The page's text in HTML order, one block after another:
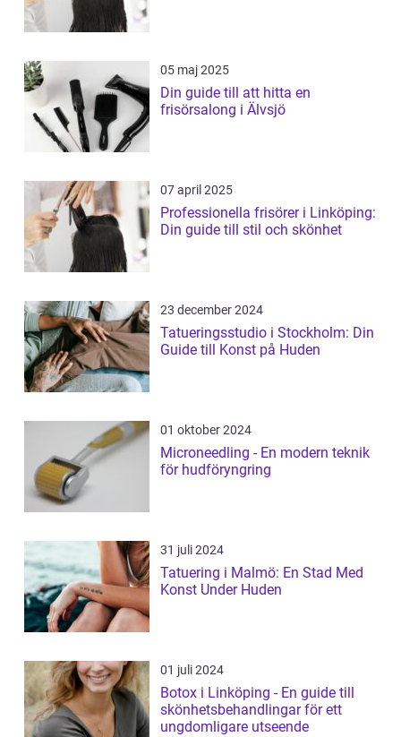
05 maj 2025
Din guide till att hitta en
frisörsalong i Älvsjö
07 april 2025
Professionella frisörer i Linköping:
Din guide till stil och skönhet
23 december 2024
Tatueringsstudio i Stockholm: Din
Guide till Konst på Huden
01 oktober 2024
Microneedling - En modern teknik
för hudföryngring
31 juli 2024
Tatuering i Malmö: En Stad Med
Konst Under Huden
01 juli 2024
Botox i Linköping - En guide till
skönhetsbehandlingar för ett
ungdomligare utseende